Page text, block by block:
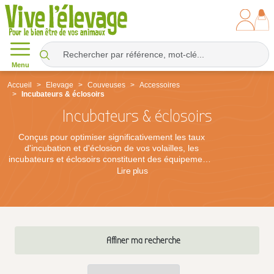
Menu
Accueil Elevage Couveuses
Accessoires
Incubateurs & éclosoirs
Incubateurs & éclosoirs
Conçus pour optimiser significativement les taux
d'incubation et d'éclosion de vos volailles, les
incubateurs et éclosoirs constituent des équipements
clés pour les éleveurs souhaitant professionnaliser
solutions disponibles, l'éclosoir Cimuka offre une
Lire plus
Affiner ma recherche